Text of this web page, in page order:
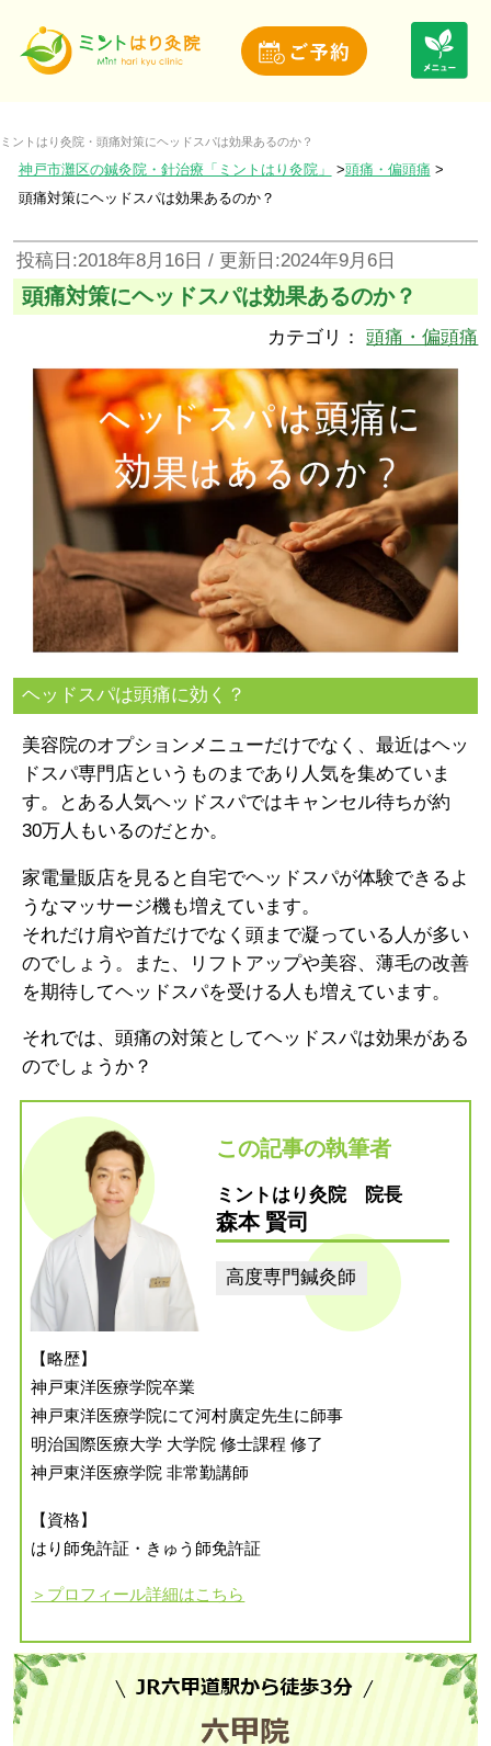
ミントはり灸院・頭痛対策にヘッドスパは効果あるのか？
神戸市灘区の鍼灸院・針治療「ミントはり灸院」
頭痛・偏頭痛
頭痛対策にヘッドスパは効果あるのか？
投稿日:2018年8月16日 / 更新日:2024年9月6日
頭痛対策にヘッドスパは効果あるのか？
カテゴリ：頭痛・偏頭痛
ヘッドスパは頭痛に効く？
美容院のオプションメニューだけでなく、最近はヘッ
ドスパ専門店というものまであり人気を集めていま
す。とある人気ヘッドスパではキャンセル待ちが約
30万人もいるのだとか。
家電量販店を見ると自宅でヘッドスパが体験できるよ
うなマッサージ機も増えています。
それだけ肩や首だけでなく頭まで凝っている人が多い
のでしょう。また、リフトアップや美容、薄毛の改善
を期待してヘッドスパを受ける人も増えています。
それでは、頭痛の対策としてヘッドスパは効果がある
のでしょうか？
この記事の執筆者
ミントはり灸院 院長
森本 賢司
高度専門鍼灸師
【略歴】
神戸東洋医療学院卒業
神戸東洋医療学院にて河村廣定先生に師事
明治国際医療大学 大学院 修士課程 修了
神戸東洋医療学院 非常勤講師
【資格】
はり師免許証・きゅう師免許証
＞プロフィール詳細はこちら